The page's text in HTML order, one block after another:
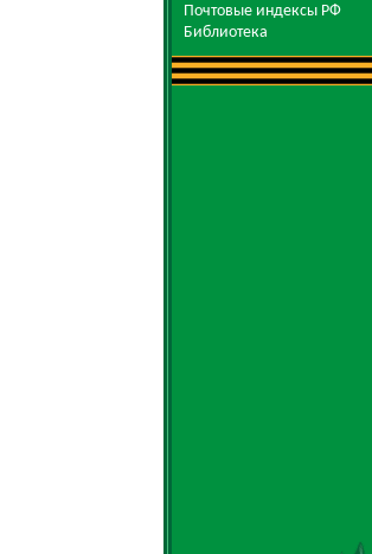
Почтовые индексы РФ
Библиотека